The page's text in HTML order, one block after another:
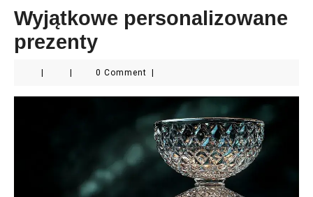
Wyjątkowe personalizowane
prezenty
0 Comment